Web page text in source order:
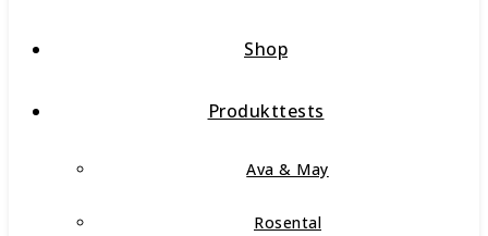
Shop
Produkttests
Ava & May
Rosental